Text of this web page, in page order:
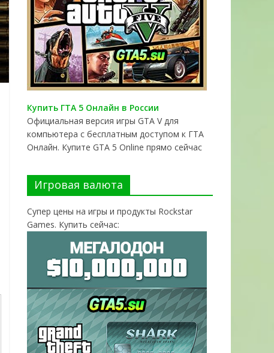
Купить ГТА 5 Онлайн в России
Официальная версия игры GTA V для
компьютера с бесплатным доступом к ГТА
Онлайн. Купите GTA 5 Online прямо сейчас
Игровая валюта
Супер цены на игры и продукты Rockstar
Games. Купить сейчас: